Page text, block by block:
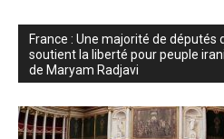
France : Une majorité de députés
soutient la liberté pour peuple
de Maryam Radjavi